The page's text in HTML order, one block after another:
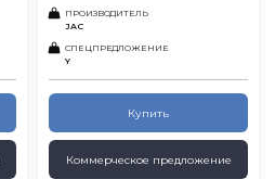
ПРОИЗВОДИТЕЛЬ
JAC
СПЕЦПРЕДЛОЖЕНИЕ
Y
Купить
Коммерческое предложение